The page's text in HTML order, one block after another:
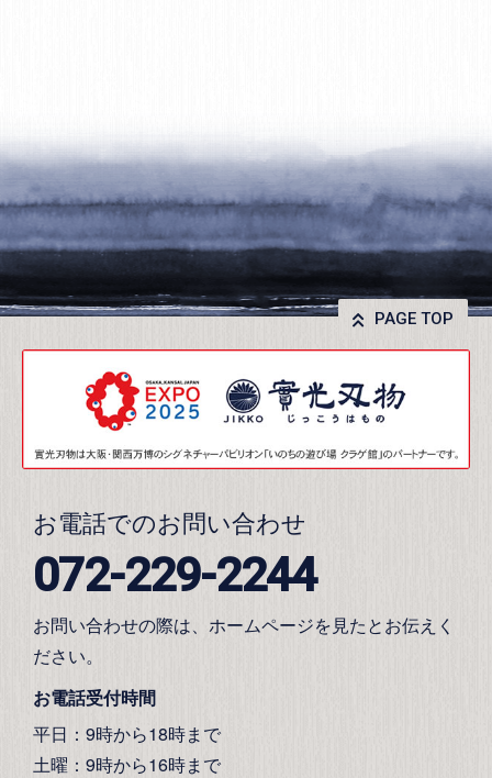
PAGE TOP
お電話でのお問い合わせ
072-229-2244
お問い合わせの際は、ホームページを見たとお伝えく
ださい。
お電話受付時間
平日：9時から18時まで
土曜：9時から16時まで